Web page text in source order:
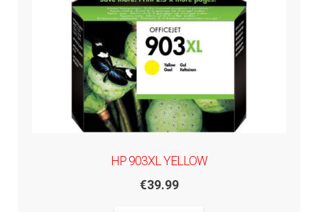
HP 903XL YELLOW
€39.99